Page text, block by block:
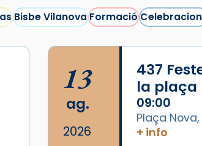
Bisbe VilanovaFormació
13
ag.
2026
437
la plaça
09:00
Plaça
+ info